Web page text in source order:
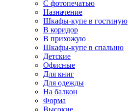
С фотопечатью
Назначение
Шкафы-купе в гостиную
В коридор
В прихожую
Шкафы-купе в спальню
Детские
Офисные
Для книг
Для одежды
На балкон
Форма
Высокие